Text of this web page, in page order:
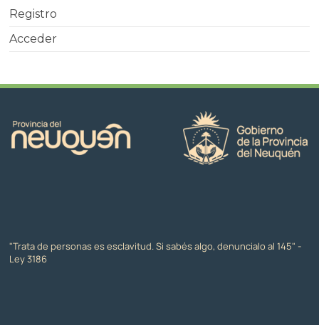
Registro
Acceder
"Trata de personas es esclavitud. Si sabés algo, denuncialo al 145" -
Ley 3186